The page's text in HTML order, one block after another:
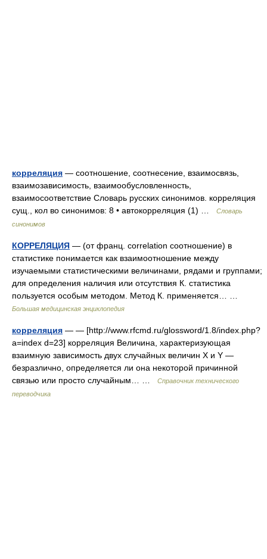
корреляция — соотношение, соотнесение, взаимосвязь,
взаимозависимость, взаимообусловленность,
взаимосоответствие Словарь русских синонимов. корреляция
сущ., кол во синонимов: 8 • автокорреляция (1) …
Словарь
синонимов
КОРРЕЛЯЦИЯ — (от франц. correlation соотношение) в
статистике понимается как взаимоотношение между
изучаемыми статистическими величинами, рядами и группами;
для определения наличия или отсутствия К. статистика
пользуется особым методом. Метод К. применяется… …
Большая медицинская энциклопедия
корреляция — — [http://www.rfcmd.ru/glossword/1.8/index.php?
a=index d=23] корреляция Величина, характеризующая
взаимную зависимость двух случайных величин X и Y —
безразлично, определяется ли она некоторой причинной
связью или просто случайным… …
Справочник технического
переводчика